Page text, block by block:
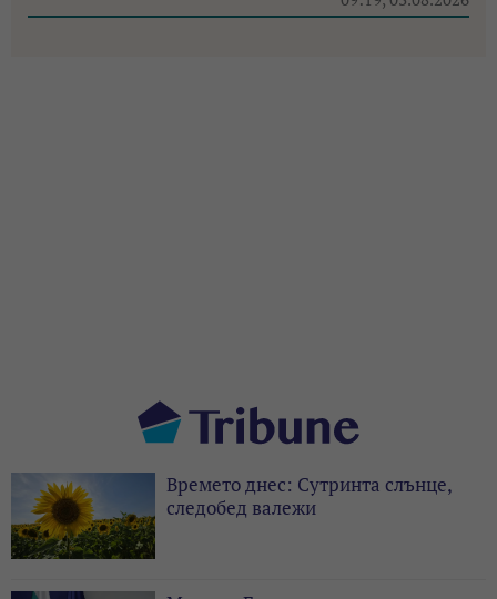
Времето днес: Сутринта слънце,
следобед валежи